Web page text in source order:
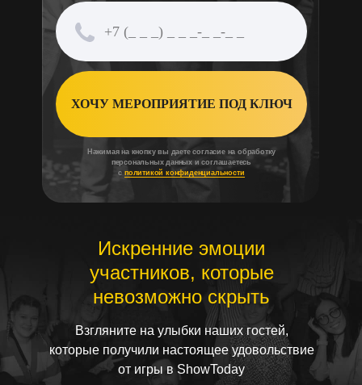
ХОЧУ МЕРОПРИЯТИЕ ПОД КЛЮЧ
Нажимая на кнопку вы даете согласие на обработку
персональных данных и соглашаетесь
сполитикой конфиденциальности
Искренние эмоции
участников, которые
невозможно скрыть
Взгляните на улыбки наших гостей,
которые получили настоящее удовольствие
от игры в ShowToday